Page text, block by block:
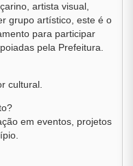
artista visual,
grupo artístico, este é o
para participar
pela Prefeitura.
cultural.
em eventos, projetos